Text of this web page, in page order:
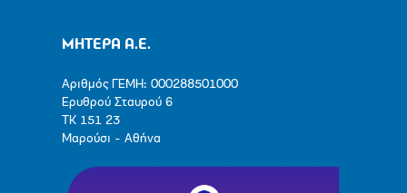
ΜΗΤΕΡΑ Α.Ε.
Αριθμός ΓΕΜΗ: 000288501000
Ερυθρού Σταυρού 6
ΤΚ 151 23
Μαρούσι - Αθήνα